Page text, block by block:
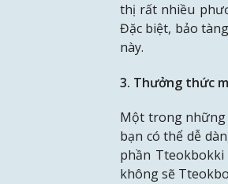
thị rất nhiều
Đặc biệt, bảo
này.
3. Thưởng thức
Một trong những
bạn có thể dễ
phần Tteokbokki
không sẽ